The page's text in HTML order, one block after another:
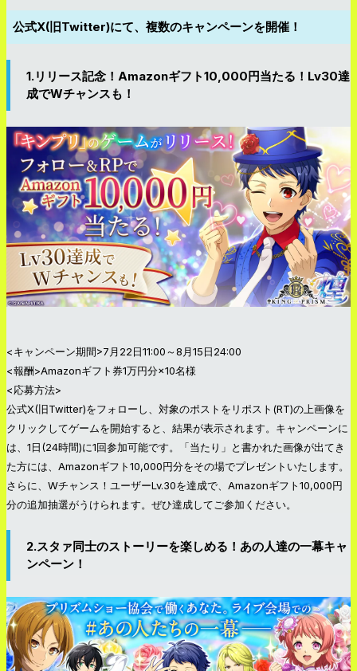
公式X(旧Twitter)にて、複数のキャンペーンを開催！
1.リリース記念！Amazonギフト10,000円当たる！Lv30達
成でWチャンスも！
<キャンペーン期間>7月22日11:00～8月15日24:00
<報酬>Amazonギフト券1万円分×10名様
<応募方法>
公式X(旧Twitter)をフォローし、対象のポストをリポスト(RT)の上画像を
クリックしてゲームを開始すると、結果が表示されます。キャンペーンに
は、1日(24時間)に1回参加可能です。「当たり」と書かれた画像が出てき
た方には、Amazonギフト10,000円分をその場でプレゼントいたします。
さらに、Wチャンス！ユーザーLv.30を達成で、Amazonギフト10,000円
分の追加抽選がうけられます。ぜひ達成してご参加ください。
2.スタァ同士のストーリーを楽しめる！あの人達の一幕キャ
ンペーン！